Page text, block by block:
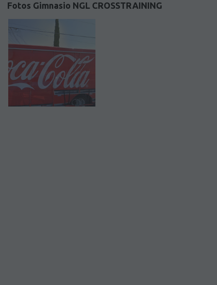
Fotos Gimnasio NGL CROSSTRAINING